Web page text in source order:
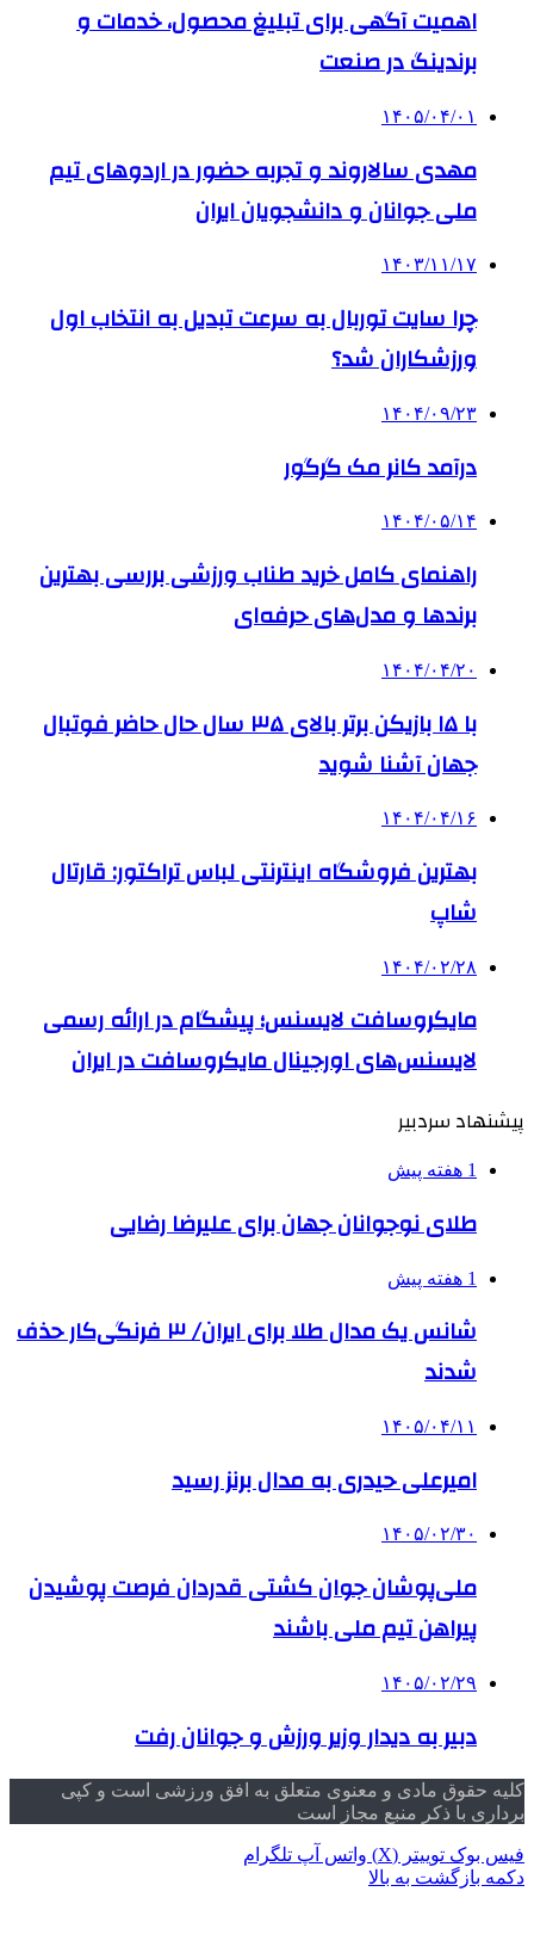
اهمیت آگهی برای تبلیغ محصول، خدمات و
برندینگ در صنعت
۱۴۰۵/۰۴/۰۱
مهدی سالاروند و تجربه حضور در اردوهای تیم
ملی جوانان و دانشجویان ایران
۱۴۰۳/۱۱/۱۷
چرا سایت توربال به ‌سرعت تبدیل به انتخاب اول
ورزشکاران شد؟
۱۴۰۴/۰۹/۲۳
درآمد کانر مک گرگور
۱۴۰۴/۰۵/۱۴
راهنمای کامل خرید طناب ورزشی بررسی بهترین
برندها و مدل‌های حرفه‌ای
۱۴۰۴/۰۴/۲۰
با ۱۵ بازیکن برتر بالای ۳۵ سال حال حاضر فوتبال
جهان آشنا شوید
۱۴۰۴/۰۴/۱۶
بهترین فروشگاه اینترنتی لباس تراکتور: قارتال
شاپ
۱۴۰۴/۰۲/۲۸
مایکروسافت لایسنس؛ پیشگام در ارائه رسمی
لایسنس‌های اورجینال مایکروسافت در ایران
پیشنهاد سردبیر
1 هفته پیش
طلای نوجوانان جهان برای علیرضا رضایی
1 هفته پیش
شانس یک مدال طلا برای ایران/ ۳ فرنگی‌کار حذف
شدند
۱۴۰۵/۰۴/۱۱
امیرعلی حیدری به مدال برنز رسید
۱۴۰۵/۰۲/۳۰
ملی‌پوشان جوان کشتی قدردان فرصت پوشیدن
پیراهن تیم ملی باشند
۱۴۰۵/۰۲/۲۹
دبیر به دیدار وزیر ورزش و جوانان رفت
کلیه حقوق مادی و معنوی متعلق به افق ورزشی است و کپی
برداری با ذکر منبع مجاز است
فیس بوک توییتر (X) واتس آپ تلگرام
دکمه بازگشت به بالا